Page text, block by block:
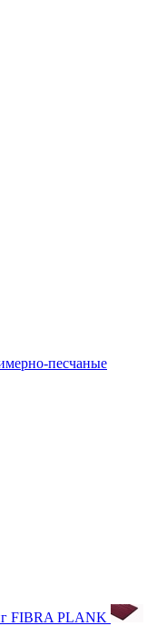
песчаные
FIBRA PLANK